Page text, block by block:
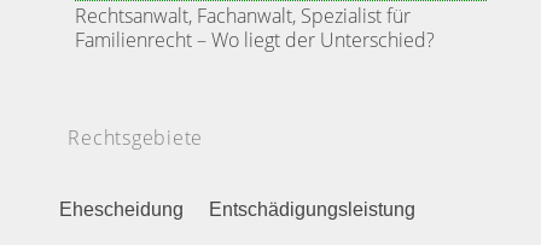
Rechtsanwalt, Fachanwalt, Spezialist für
Familienrecht – Wo liegt der Unterschied?
Rechtsgebiete
Ehescheidung Entschädigungsleistung